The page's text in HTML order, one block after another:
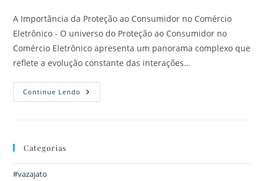
A Importância da Proteção ao Consumidor no Comércio
Eletrônico - O universo do Proteção ao Consumidor no
Comércio Eletrônico apresenta um panorama complexo que
reflete a evolução constante das interações…
Continue Lendo
Categorias
#vazajato